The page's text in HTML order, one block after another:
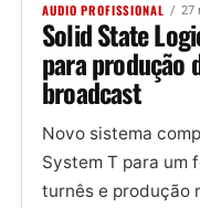
AUDIO PROFISSIONAL 27
Solid State
para produção
broadcast
Novo sistema
System T para um
turnês e produção